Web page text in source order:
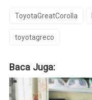
ToyotaGreatCorolla
toyotagreco
Baca Juga: